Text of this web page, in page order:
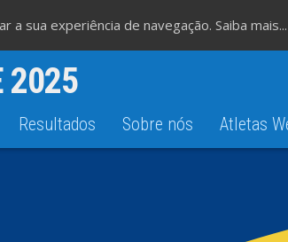
2025
Resultados Sobre nós Atletas
a sua experiência de navegação. Saiba mais...